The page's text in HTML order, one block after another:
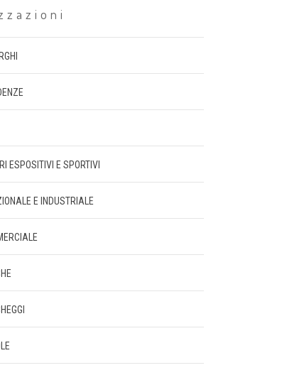
ESPOSITIVI E SPORTIVI
E INDUSTRIALE